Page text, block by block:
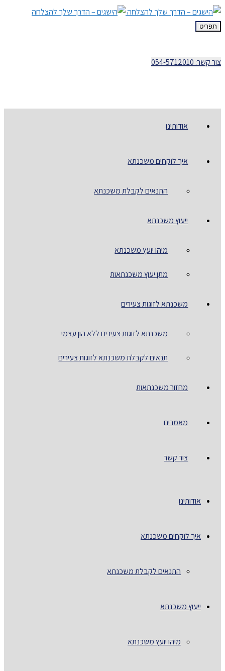
תפריט
צור קשר: 054-5712010
אודותינו
איך לוקחים משכנתא
התנאים לקבלת משכנתא
ייעוץ משכנתא
מיהו יועץ משכנתא
מתן יעוץ משכנתאות
משכנתא לזוגות צעירים
משכנתא לזוגות צעירים ללא הון עצמי
תנאים לקבלת משכנתא לזוגות צעירים
מחזור משכנתאות
מאמרים
צור קשר
אודותינו
איך לוקחים משכנתא
התנאים לקבלת משכנתא
ייעוץ משכנתא
מיהו יועץ משכנתא